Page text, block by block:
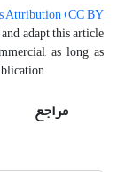
Attribution (CC BY
adapt this article
as long as
مراجع